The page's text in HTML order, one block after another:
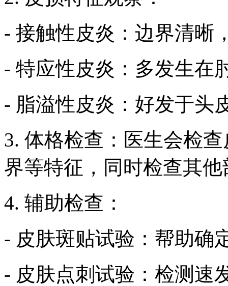
- 接触性皮炎：边界清晰
- 特应性皮炎：多发生在
- 脂溢性皮炎：好发于头
3. 体格检查：医生会检
界等特征，同时检查其
4. 辅助检查：
- 皮肤斑贴试验：帮助确
- 皮肤点刺试验：检测速